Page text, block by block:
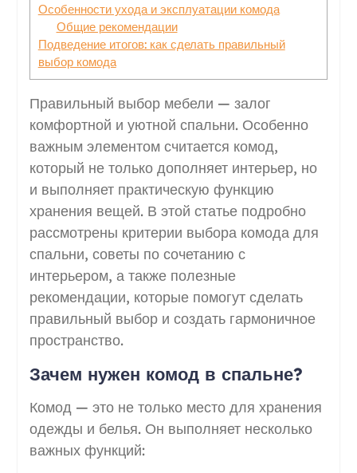
Особенности ухода и эксплуатации комода
Общие рекомендации
Подведение итогов: как сделать правильный
выбор комода
Правильный выбор мебели — залог
комфортной и уютной спальни. Особенно
важным элементом считается комод,
который не только дополняет интерьер, но
и выполняет практическую функцию
хранения вещей. В этой статье подробно
рассмотрены критерии выбора комода для
спальни, советы по сочетанию с
интерьером, а также полезные
рекомендации, которые помогут сделать
правильный выбор и создать гармоничное
пространство.
Зачем нужен комод в спальне?
Комод — это не только место для хранения
одежды и белья. Он выполняет несколько
важных функций: